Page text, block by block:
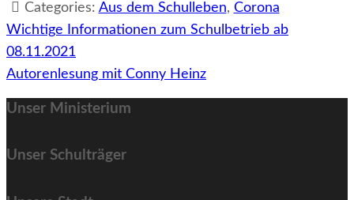
Categories: Aus dem Schulleben, Corona
Beitragsnavigation
Wichtige Informationen zum Schulbetrieb ab
08.11.2021
Autorenlesung mit Conny Heinz
Unser Ministerium
Unser Schulträger